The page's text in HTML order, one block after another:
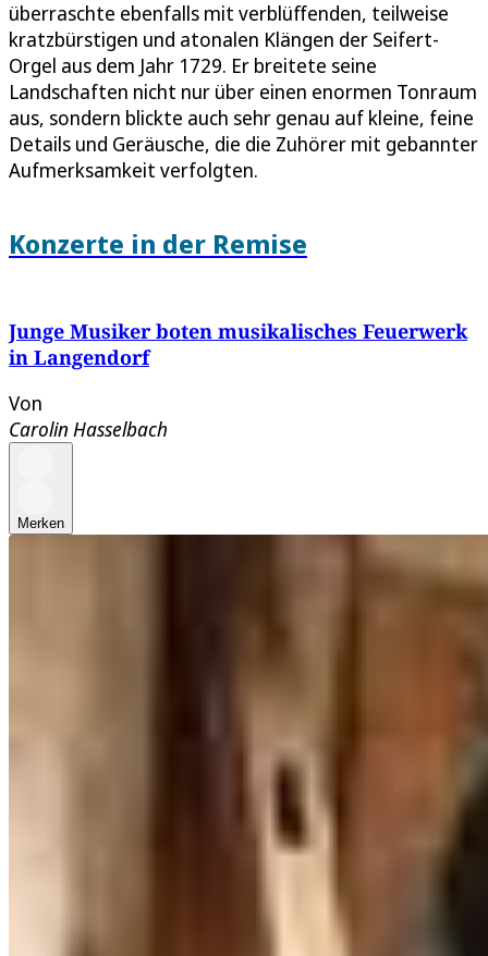
überraschte ebenfalls mit verblüffenden, teilweise
kratzbürstigen und atonalen Klängen der Seifert-
Orgel aus dem Jahr 1729. Er breitete seine
Landschaften nicht nur über einen enormen Tonraum
aus, sondern blickte auch sehr genau auf kleine, feine
Details und Geräusche, die die Zuhörer mit gebannter
Aufmerksamkeit verfolgten.
Konzerte in der Remise
Junge Musiker boten musikalisches Feuerwerk
in Langendorf
Von
Carolin Hasselbach
Merken